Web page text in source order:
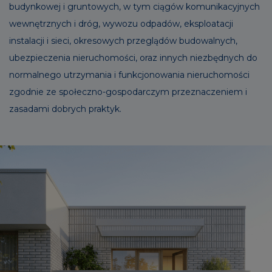
budynkowej i gruntowych, w tym ciągów komunikacyjnych
wewnętrznych i dróg, wywozu odpadów, eksploatacji
instalacji i sieci, okresowych przeglądów budowalnych,
ubezpieczenia nieruchomości, oraz innych niezbędnych do
normalnego utrzymania i funkcjonowania nieruchomości
zgodnie ze społeczno-gospodarczym przeznaczeniem i
zasadami dobrych praktyk.